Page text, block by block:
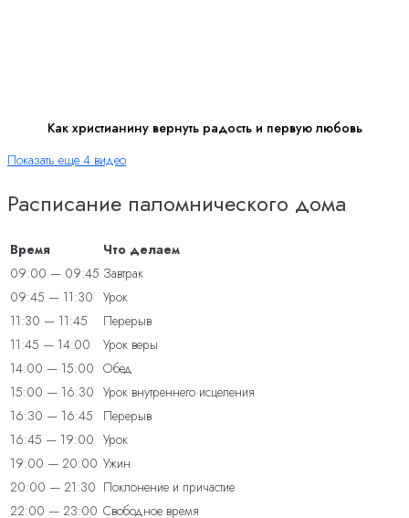
Как христианину вернуть радость и первую любовь
Показать еще 4 видео
Расписание паломнического дома
Время
Что делаем
09:00 — 09:45 Завтрак
09:45 — 11:30 Урок
11:30 — 11:45
Перерыв
11:45 — 14:00
Урок веры
14:00 — 15:00 Обед
15:00 — 16:30 Урок внутреннего исцеления
16:30 — 16:45
Перерыв
16:45 — 19:00 Урок
19:00 — 20:00 Ужин
20:00 — 21:30 Поклонение и причастие
22:00 — 23:00 Свободное время